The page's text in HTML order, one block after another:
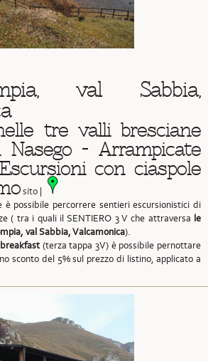
val Sabbia,
tre valli bresciane
Nasego - Arrampicate
con ciaspole
sito |
è possibile percorrere sentieri escursionistici di
( tra i quali il SENTIERO 3 V che attraversa le
val Sabbia, Valcamonica).
(terza tappa 3V) è possibile pernottare
sconto del 5% sul prezzo di listino, applicato a